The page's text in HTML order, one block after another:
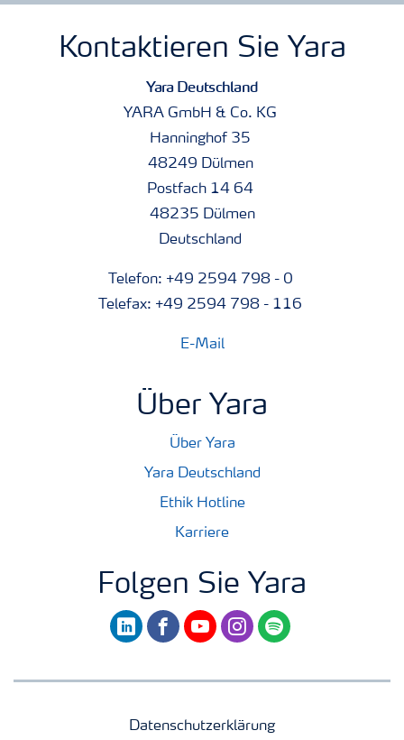
Kontaktieren Sie Yara
Yara Deutschland
YARA GmbH & Co. KG
Hanninghof 35
48249 Dülmen
Postfach 14 64
48235 Dülmen
Deutschland
Telefon: +49 2594 798 - 0
Telefax: +49 2594 798 - 116
E-Mail
Über Yara
Über Yara
Yara Deutschland
Ethik Hotline
Karriere
Folgen Sie Yara
linkedinfacebookyoutubeinstagram
spotify
Datenschutzerklärung